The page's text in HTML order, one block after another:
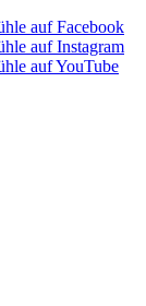
auf Facebook
auf Instagram
auf YouTube